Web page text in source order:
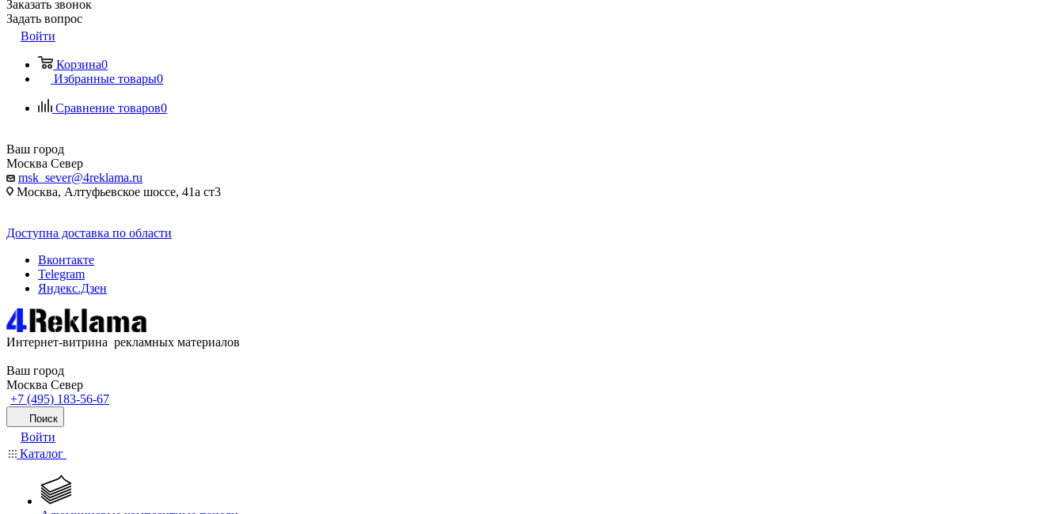
Заказать звонок
Задать вопрос
Войти
Корзина0
Избранные товары0
Сравнение товаров0
Ваш город
Москва Север
msk_sever@4reklama.ru
Москва, Алтуфьевское шоссе, 41а ст3
Доступна доставка по области
Вконтакте
Telegram
Яндекс.Дзен
Интернет-витрина рекламных материалов
Ваш город
Москва Север
+7 (495) 183-56-67
Поиск
Войти
Каталог